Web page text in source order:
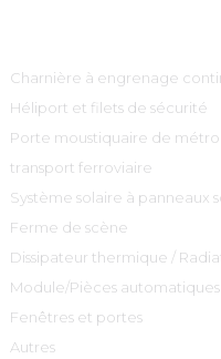
Charnière à engrenage
Héliport et filets de sécurité
Porte moustiquaire de métro
transport ferroviaire
Système solaire à panneaux
Ferme de scène
Dissipateur thermique /
Module/Pièces automatiques
Fenêtres et portes
Autres